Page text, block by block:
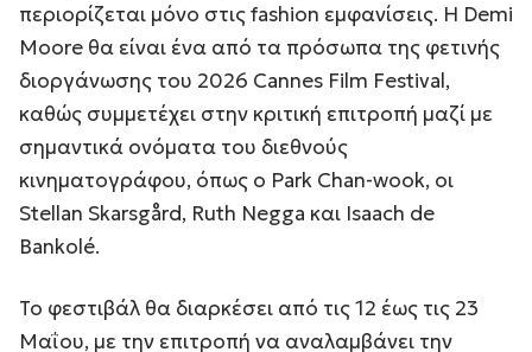
περιορίζεται μόνο στις fashion εμφανίσεις. Η Demi
Moore θα είναι ένα από τα πρόσωπα της φετινής
διοργάνωσης του 2026 Cannes Film Festival,
καθώς συμμετέχει στην κριτική επιτροπή μαζί με
σημαντικά ονόματα του διεθνούς
κινηματογράφου, όπως ο Park Chan-wook, οι
Stellan Skarsgård, Ruth Negga και Isaach de
Bankolé.
Το φεστιβάλ θα διαρκέσει από τις 12 έως τις 23
Μαΐου, με την επιτροπή να αναλαμβάνει την